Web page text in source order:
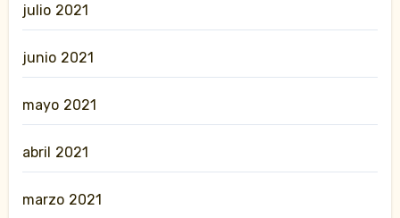
julio 2021
junio 2021
mayo 2021
abril 2021
marzo 2021